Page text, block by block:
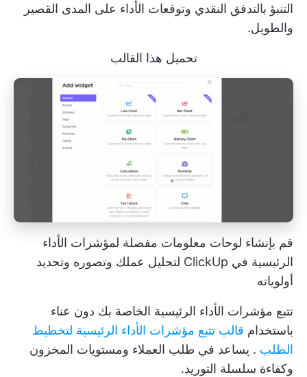
التنبؤ بالتدفق النقدي وتوقعات الأداء على المدى القصير
والطويل.
تحميل هذا القالب
قم بإنشاء لوحات معلومات مفصلة لمؤشرات الأداء
الرئيسية في ClickUp لتحليل عملك وتصوره وتحديد
أولوياته
تتبع مؤشرات الأداء الرئيسية الخاصة بك دون عناء
باستخدام قالب تتبع مؤشرات الأداء الرئيسية لتخطيط
الطلب . يساعد في طلب العملاء ومستويات المخزون
وكفاءة سلسلة التوريد.